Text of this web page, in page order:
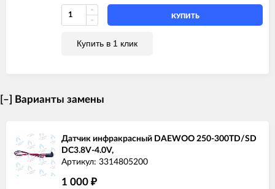
КУПИТЬ
Купить в 1 клик
[–] Варианты замены
Датчик инфракрасный DAEWOO 250-300TD/SD
DC3.8V-4.0V,
Артикул: 3314805200
1 000 ₽